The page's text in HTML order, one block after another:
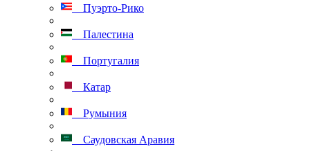
Пуэрто-Рико
Палестина
Португалия
Катар
Румыния
Саудовская Аравия